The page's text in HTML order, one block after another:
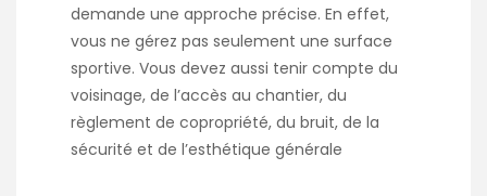
demande une approche précise. En effet,
vous ne gérez pas seulement une surface
sportive. Vous devez aussi tenir compte du
voisinage, de l’accès au chantier, du
règlement de copropriété, du bruit, de la
sécurité et de l’esthétique générale